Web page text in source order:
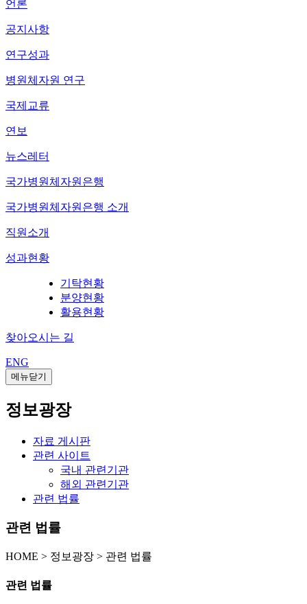
언론
공지사항
연구성과
병원체자원 연구
국제교류
연보
뉴스레터
국가병원체자원은행
국가병원체자원은행 소개
직원소개
성과현황
기탁현황
분양현황
활용현황
찾아오시는 길
ENG
메뉴닫기
정보광장
자료 게시판
관련 사이트
국내 관련기관
해외 관련기관
관련 법률
관련 법률
HOME > 정보광장 > 관련 법률
관련 법률